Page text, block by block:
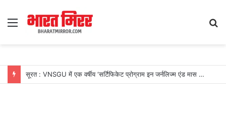
Menu
सूरत : VNSGU में एक वर्षीय ‘सर्टिफिकेट प्रोग्राम इन जर्नलिज्म एंड मास कम्युनिकेशन’ का शुभारंभ